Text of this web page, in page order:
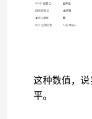
这种数值，
平。